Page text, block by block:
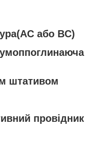
або BC)
штативом
провідник